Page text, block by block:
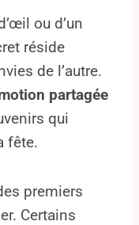
ou d’un
réside
de l’autre.
partagée
qui
fête.
premiers
Certains